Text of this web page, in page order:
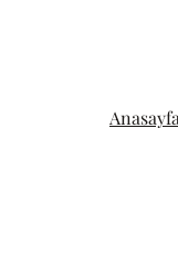
Anasayfa